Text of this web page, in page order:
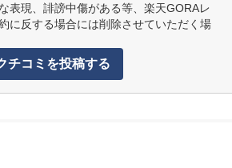
表現、誹謗中傷がある等、楽天GORAレ
に反する場合には削除させていただく場
チコミを投稿する